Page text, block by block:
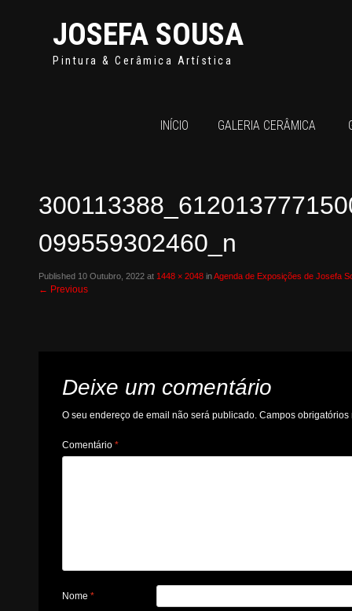
JOSEFA SOUSA
Pintura & Cerâmica Artística
INÍCIO GALERIA CERÂMICA
099559302460_n
Published 10 Outubro, 2022 at 1448 × 2048 inAgenda de Exposições de Josefa
← Previous
Deixe um comentário
O seu endereço de email não será publicado. Campos
Comentário*
Nome*